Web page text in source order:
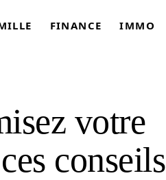
FINANCE IMMO
votre
conseils